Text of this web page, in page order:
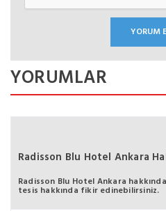
YORUMLAR
Radisson Blu Hotel Ankara
Radisson Blu Hotel Ankara
tesis hakkında fikir edinebilirsiniz.